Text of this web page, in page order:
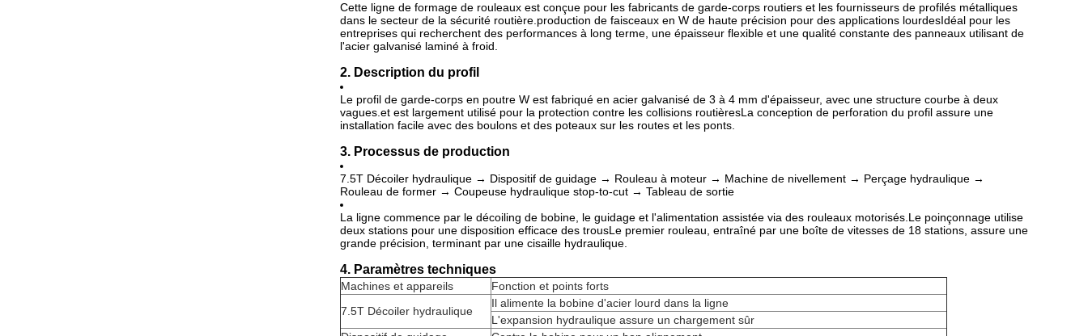
Cette ligne de formage de rouleaux est conçue pour les fabricants de garde-corps routiers et les fournisseurs de profilés métalliques
dans le secteur de la sécurité routière.production de faisceaux en W de haute précision pour des applications lourdesIdéal pour les
entreprises qui recherchent des performances à long terme, une épaisseur flexible et une qualité constante des panneaux utilisant de
l'acier galvanisé laminé à froid.
2. Description du profil
Le profil de garde-corps en poutre W est fabriqué en acier galvanisé de 3 à 4 mm d'épaisseur, avec une structure courbe à deux
vagues.et est largement utilisé pour la protection contre les collisions routièresLa conception de perforation du profil assure une
installation facile avec des boulons et des poteaux sur les routes et les ponts.
3. Processus de production
7.5T Décoiler hydraulique → Dispositif de guidage → Rouleau à moteur → Machine de nivellement → Perçage hydraulique →
Rouleau de former → Coupeuse hydraulique stop-to-cut → Tableau de sortie
La ligne commence par le décoiling de bobine, le guidage et l'alimentation assistée via des rouleaux motorisés.Le poinçonnage utilise
deux stations pour une disposition efficace des trousLe premier rouleau, entraîné par une boîte de vitesses de 18 stations, assure une
grande précision, terminant par une cisaille hydraulique.
4. Paramètres techniques
Machines et appareils
Fonction et points forts
7.5T Décoiler hydraulique
Il alimente la bobine d'acier lourd dans la ligne
L'expansion hydraulique assure un chargement sûr